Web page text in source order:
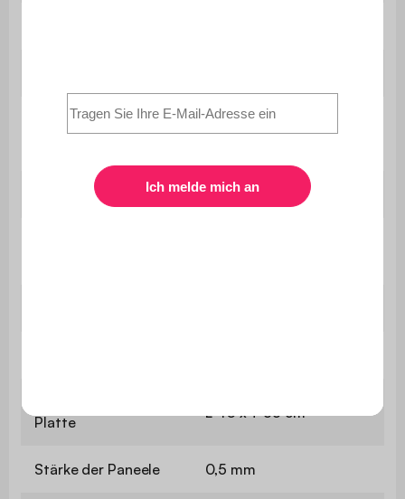
Enthält Holz Nein
2 Jahre
Platte
L 40 x T 35 cm
Stärke der Paneele 0,5 mm